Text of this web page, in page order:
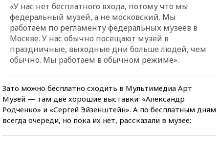
«У нас нет бесплатного входа, потому что мы
федеральный музей, а не московский. Мы
работаем по регламенту федеральных музеев в
Москве. У нас обычно посещают музей в
праздничные, выходные дни больше людей, чем
обычно. Мы работаем в обычном режиме».
Зато можно бесплатно сходить в Мультимедиа Арт
Музей — там две хорошие выставки: «Александр
Родченко» и «Сергей Эйзенштейн». А по бесплатным дням
всегда очереди, но пока их нет, рассказали в музее: